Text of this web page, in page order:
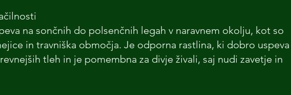
na sončnih do polsenčnih legah v naravnem okolju, kot so
in travniška območja. Je odporna rastlina, ki dobro uspeva
tleh in je pomembna za divje živali, saj nudi zavetje in